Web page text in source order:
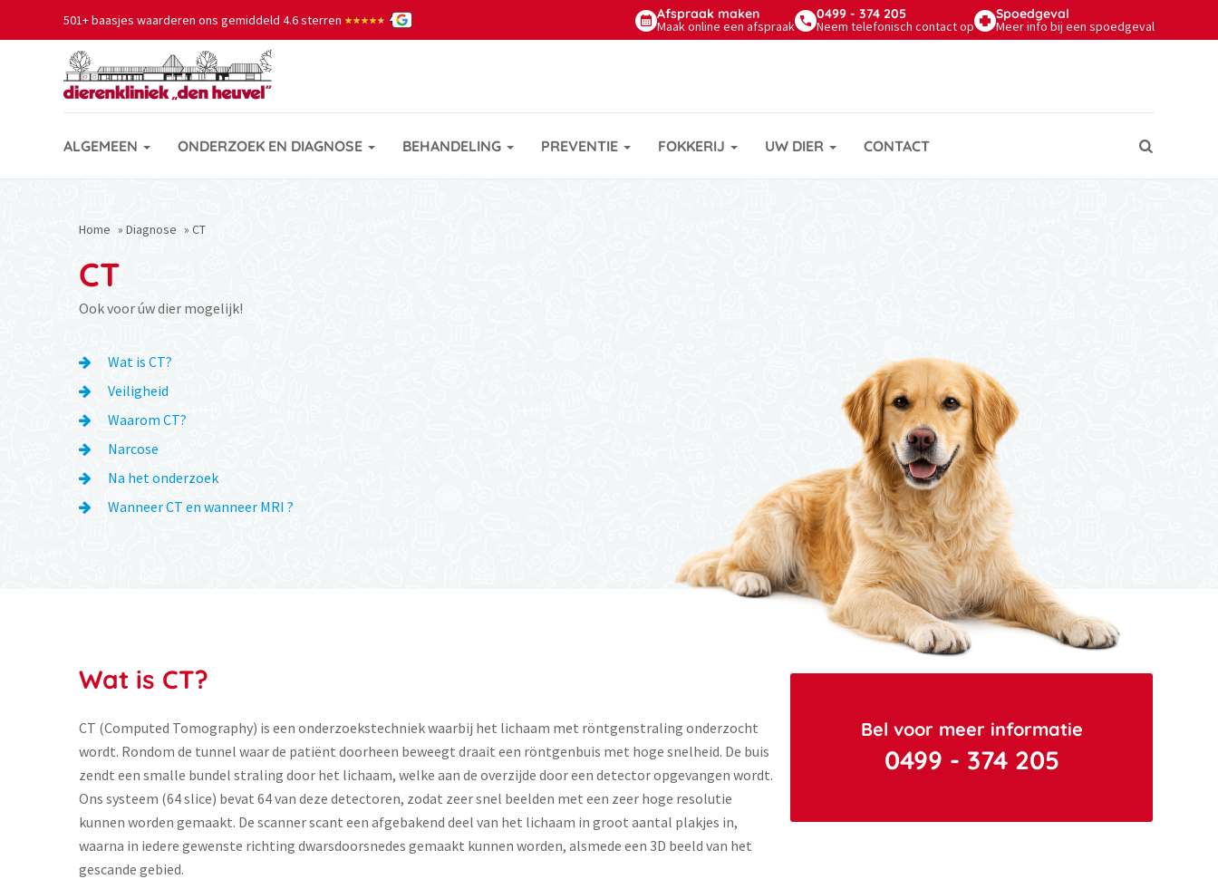
501+ baasjes waarderen ons gemiddeld 4.6 sterren ★★★★★
★★★★★ Afspraak maken
Maak online een afspraak
0499 - 374 205
Neem telefonisch contact op
Spoedgeval
Meer info bij een spoedgeval
ALGEMEEN ONDERZOEK EN DIAGNOSE BEHANDELING PREVENTIE FOKKERIJ UW DIER CONTACT
Home » Diagnose » CT
CT
Ook voor úw dier mogelijk!
Wat is CT?
Veiligheid
Waarom CT?
Narcose
Na het onderzoek
Wanneer CT en wanneer MRI ?
Wat is CT?
CT (Computed Tomography) is een onderzoekstechniek waarbij het lichaam met röntgenstraling onderzocht
wordt. Rondom de tunnel waar de patiënt doorheen beweegt draait een röntgenbuis met hoge snelheid. De buis
zendt een smalle bundel straling door het lichaam, welke aan de overzijde door een detector opgevangen wordt.
Ons systeem (64 slice) bevat 64 van deze detectoren, zodat zeer snel beelden met een zeer hoge resolutie
kunnen worden gemaakt. De scanner scant een afgebakend deel van het lichaam in groot aantal plakjes in,
waarna in iedere gewenste richting dwarsdoorsnedes gemaakt kunnen worden, alsmede een 3D beeld van het
gescande gebied.
Bel voor meer informatie
0499 - 374 205